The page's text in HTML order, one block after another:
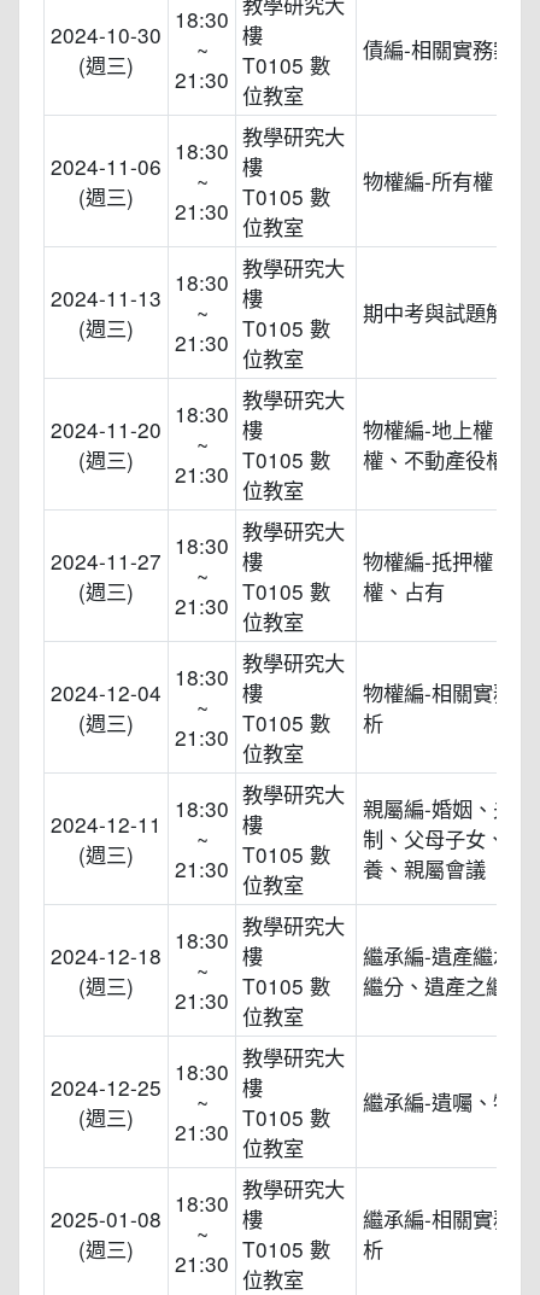
2024-10-30
(週三)
18:30
~
21:30
樓
T0105 數
位教室
債編-相關實務案例
2024-11-06
(週三)
18:30
~
21:30
教學研究大
樓
T0105 數
位教室
物權編-所有權、共
2024-11-13
(週三)
18:30
~
21:30
教學研究大
樓
T0105 數
位教室
期中考與試題解析
2024-11-20
(週三)
18:30
~
21:30
教學研究大
樓
T0105 數
位教室
物權編-地上權、農
權、不動產役權、
2024-11-27
(週三)
18:30
~
21:30
教學研究大
樓
T0105 數
位教室
物權編-抵押權、留
權、占有
2024-12-04
(週三)
18:30
~
21:30
教學研究大
樓
T0105 數
位教室
物權編-相關實務案
析
2024-12-11
(週三)
18:30
~
21:30
教學研究大
樓
T0105 數
位教室
親屬編-婚姻、夫妻
制、父母子女、監
養、親屬會議
2024-12-18
(週三)
18:30
~
21:30
教學研究大
樓
T0105 數
位教室
繼承編-遺產繼承人
繼分、遺產之繼承
2024-12-25
(週三)
18:30
~
21:30
教學研究大
樓
T0105 數
位教室
繼承編-遺囑、特留
2025-01-08
(週三)
18:30
~
21:30
教學研究大
樓
T0105 數
位教室
繼承編-相關實務案
析